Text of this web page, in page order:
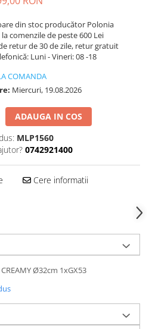
din stoc producător Polonia
comenzile de peste 600 Lei
retur de 30 de zile, retur gratuit
Luni - Vineri: 08 -18
COMANDA
Miercuri, 19.08.2026
ADAUGA IN COS
MLP1560
0742921400
Cere informatii
Ø32cm 1xGX53